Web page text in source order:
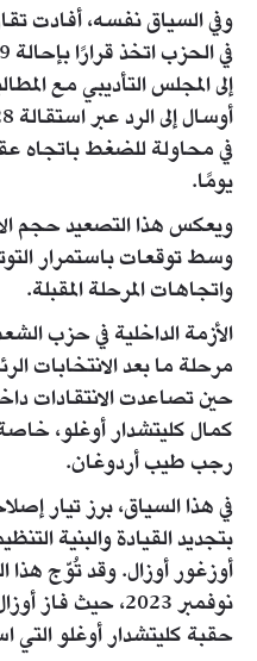
وفي السياق نفسه، أفادت
إلى المجلس التأديبي مع
يومًا.
ويعكس هذا التصعيد حجم
وسط توقعات باستمرار
واتجاهات المرحلة المقبلة.
حين تصاعدت الانتقادات
كمال كليتشدار أوغلو،
رجب طيب أردوغان.
في هذا السياق، برز تيار
بتجديد القيادة والبنية
أوزغور أوزال. وقد تُوّج هذا
نوفمبر 2023، حيث
حقبة كليتشدار أوغلو